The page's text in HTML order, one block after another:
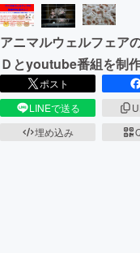
ビジネス・
まちづくり
CAMPFIRE for
CAMPFIREふ
アニマルウェルフェア
Ｄとyoutube番組を制作
ポスト
LINEで送る
埋め込み